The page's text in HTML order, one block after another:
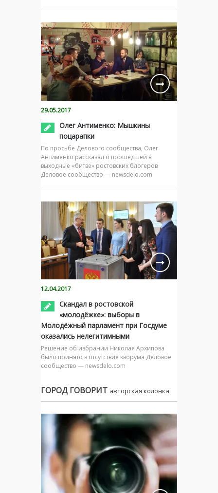
29.05.2017
Олег Антименко: Мышкины
поцарапки
По просьбе Делового сообщества, Олег
Антименко рассказал о прошедшей в
выходные «битве» ростовских блогеров
Деловое сообщество — newsdelo.com
12.04.2017
Скандал в ростовской
«молодёжке»: выборы в
Молодёжный парламент при Госдуме
оказались нелегитимными
Решение об избрании Николая Архипова
было принято в отсутствие кворума Деловое
сообщество — newsdelo.com
ГОРОД ГОВОРИТ авторская колонка